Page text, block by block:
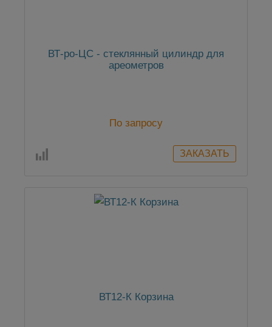
ВТ-ро-ЦС - стеклянный цилиндр для
ареометров
По запросу
ВТ12-К Корзина